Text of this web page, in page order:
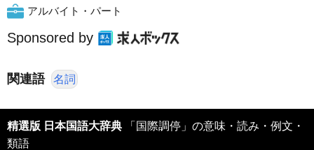
アルバイト・パート
Sponsored by
関連語 名詞
精選版 日本国語大辞典 「国際調停」の意味・読み・例文・
類語